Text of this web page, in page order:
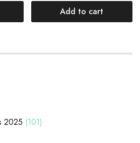
Add to cart
2025 101